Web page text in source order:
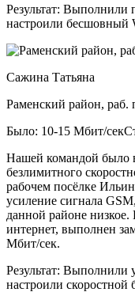
Результат: Выполнили
настроили бесшовный
Сажина Татьяна
Раменский район,
Было: 10-15 Мбит/сек
Нашей командой было
безлимитного
рабочем посёлке
усиление сигнала
данной районе низкое.
интернет, выполнен
Мбит/сек.
Результат: Выполнили
настроили